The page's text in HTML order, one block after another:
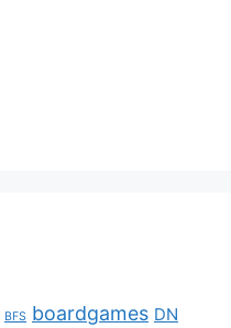
BFS boardgames DN